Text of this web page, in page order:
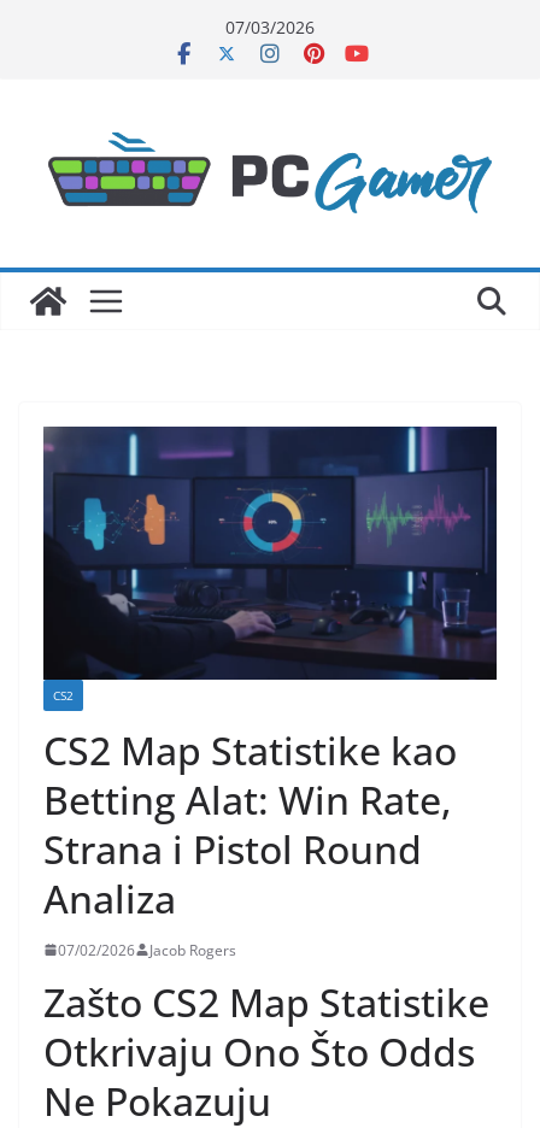
07/03/2026
CS2
CS2 Map Statistike kao
Betting Alat: Win Rate,
Strana i Pistol Round
Analiza
07/02/2026 Jacob Rogers
Zašto CS2 Map Statistike
Otkrivaju Ono Što Odds
Ne Pokazuju